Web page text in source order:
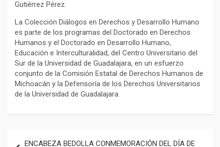
Gutiérrez Pérez.
La Colección Diálogos en Derechos y Desarrollo Humano
es parte de los programas del Doctorado en Derechos
Humanos y el Doctorado en Desarrollo Humano,
Educación e Interculturalidad, del Centro Universitario del
Sur de la Universidad de Guadalajara, en un esfuerzo
conjunto de la Comisión Estatal de Derechos Humanos de
Michoacán y la Defensoría de los Derechos Universitarios
de la Universidad de Guadalajara.
ENCABEZA BEDOLLA CONMEMORACIÓN DEL DÍA DE